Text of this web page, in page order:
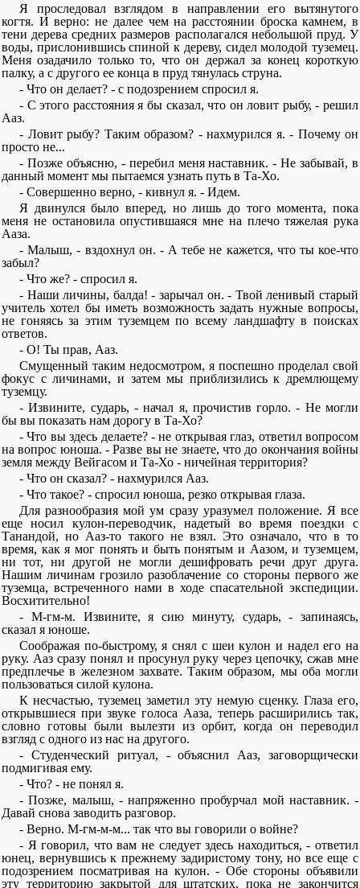
Я проследовал взглядом в направлении его вытянутого
когтя. И верно: не далее чем на расстоянии броска камнем, в
тени дерева средних размеров располагался небольшой пруд. У
воды, прислонившись спиной к дереву, сидел молодой туземец.
Меня озадачило только то, что он держал за конец короткую
палку, а с другого ее конца в пруд тянулась струна.
- Что он делает? - с подозрением спросил я.
- С этого расстояния я бы сказал, что он ловит рыбу, - решил
Ааз.
- Ловит рыбу? Таким образом? - нахмурился я. - Почему он
просто не...
- Позже объясню, - перебил меня наставник. - Не забывай, в
данный момент мы пытаемся узнать путь в Та-Хо.
- Совершенно верно, - кивнул я. - Идем.
Я двинулся было вперед, но лишь до того момента, пока
меня не остановила опустившаяся мне на плечо тяжелая рука
Ааза.
- Малыш, - вздохнул он. - А тебе не кажется, что ты кое-что
забыл?
- Что же? - спросил я.
- Наши личины, балда! - зарычал он. - Твой ленивый старый
учитель хотел бы иметь возможность задать нужные вопросы,
не гоняясь за этим туземцем по всему ландшафту в поисках
ответов.
- О! Ты прав, Ааз.
Смущенный таким недосмотром, я поспешно проделал свой
фокус с личинами, и затем мы приблизились к дремлющему
туземцу.
- Извините, сударь, - начал я, прочистив горло. - Не могли
бы вы показать нам дорогу в Та-Хо?
- Что вы здесь делаете? - не открывая глаз, ответил вопросом
на вопрос юноша. - Разве вы не знаете, что до окончания войны
земля между Вейгасом и Та-Хо - ничейная территория?
- Что он сказал? - нахмурился Ааз.
- Что такое? - спросил юноша, резко открывая глаза.
Для разнообразия мой ум сразу уразумел положение. Я все
еще носил кулон-переводчик, надетый во время поездки с
Танандой, но Ааз-то такого не взял. Это означало, что в то
время, как я мог понять и быть понятым и Аазом, и туземцем,
ни тот, ни другой не могли дешифровать речи друг друга.
Нашим личинам грозило разоблачение со стороны первого же
туземца, встреченного нами в ходе спасательной экспедиции.
Восхитительно!
- М-гм-м. Извините, я сию минуту, сударь, - запинаясь,
сказал я юноше.
Соображая по-быстрому, я снял с шеи кулон и надел его на
руку. Ааз сразу понял и просунул руку через цепочку, сжав мне
предплечье в железном захвате. Таким образом, мы оба могли
пользоваться силой кулона.
К несчастью, туземец заметил эту немую сценку. Глаза его,
открывшиеся при звуке голоса Ааза, теперь расширились так,
словно готовы были вылезти из орбит, когда он переводил
взгляд с одного из нас на другого.
- Студенческий ритуал, - объяснил Ааз, заговорщически
подмигивая ему.
- Что? - не понял я.
- Позже, малыш, - напряженно пробурчал мой наставник. -
Давай снова заводить разговор.
- Верно. М-гм-м-м... так что вы говорили о войне?
- Я говорил, что вам не следует здесь находиться, - ответил
юнец, вернувшись к прежнему задиристому тону, но все еще с
подозрением посматривая на кулон. - Обе стороны объявили
эту территорию закрытой для штатских, пока не закончится